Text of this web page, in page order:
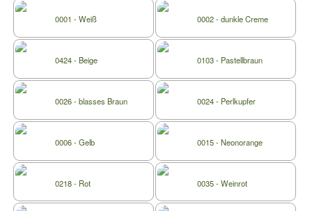
0001 - Weiß 0002 - dunkle Creme
0424 - Beige 0103 - Pastellbraun
0026 - blasses Braun 0024 - Perlkupfer
0006 - Gelb 0015 - Neonorange
0218 - Rot 0035 - Weinrot